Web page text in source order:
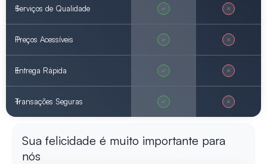
Serviços de Qualidade
Preços Acessíveis
Entrega Rápida
Transações Seguras
Sua felicidade é muito importante para
nós